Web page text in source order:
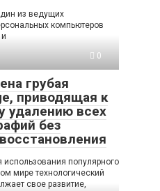
из ведущих
компьютеров
0
грубая
приводящая к
удалению всех
без
популярного
мире технологический
свое развитие,